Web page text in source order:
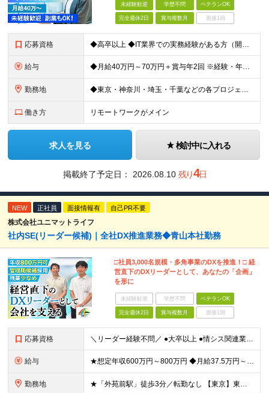
未経験歓迎 学歴不問 ベテランOK
完全週休2日 賞与複数月 面接1回
応募資格 ◆高卒以上 ◆IT業界での実務経験がある方（開発・インフラ・サポート等、職種不問） ★マネジメント・PMOの経験は一切問いません！ ～こんな方は向いています～ ・2〜3人の小規模なチームで、リーダー
給与 ◆月給40万円～70万円＋賞与年2回 ※経験・年齢・能力を考慮の上、当社規定により優遇いたします ※試用期間1ヶ月あり、待遇等に差異なし ※残業代別途全額支給 ＜平均年収600万円＞ 年収420万円
勤務地 ◆東京・神奈川・埼玉・千葉などの各プロジェクト先 ※希望勤務地を考慮します。 ※お客様先の9割は、東京23区内です。 ※転居を伴う転勤はありません。 ※客先常駐の場合はクライアントのルールに準じます。
働き方 リモートワークがメイン
求人を見る 検討中に入れる
掲載終了予定日： 2026.08.10 残り4日
NEW 正社員 面接情報有 自己PR不要
株式会社ユニマットライフ
社内SE(リーダー候補)｜全社DX推進業務◆青山本社勤務
□社員3,000名規模・多角事業のDXを推進！□ 経
営直下のDXリーダーとして、あなたの「企画」
を形に
未経験歓迎 学歴不問 ベテランOK
完全週休2日 賞与複数月 面接1回
応募資格 ＼リーダー経験不問／ ●大卒以上 ●情シス関連業務の実務経験(2～3年を想定) ～こんな方に最適なポジションです～ ・大きな裁量、スケール感で企画を動かしたい方 ・アイデアや経験を活かして構想から関
給与 ★想定年収600万円～800万円 ◆月給37.5万円～50万円＋賞与年2回 ※経験・年齢・能力などを考慮の上、決定します。 ※残業代は管理職採用のためなし ※試用期間3ヶ月(期間中の待遇等に差異なし
勤務地 ★「外苑前駅」徒歩3分／転勤なし 【東京】東京都港区南青山2-12-14 ユニマット青山ビル ※(変更の範囲)上記を除く当社関連勤務地